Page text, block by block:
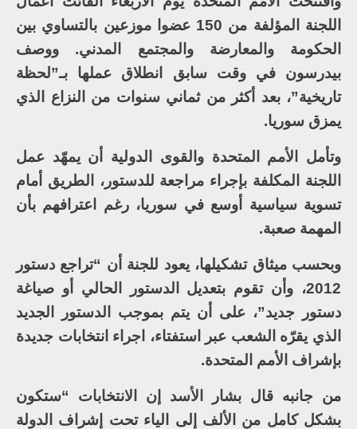
اللجنة المؤلفة من 150 عضوا موزعين بالتساوي بين
الحكومة والمعارضة والمجتمع المدني. ووصف
بيدرسون في وقت سابق انطلاق عملها بـ”لحظة
تاريخية”، بعد أكثر من ثماني سنوات من النزاع الذي
يمزق سوريا.
وتأمل الأمم المتحدة والقوى الدولية أن يمهّد عمل
اللجنة المكلفة بإجراء مراجعة للدستور، الطريق أمام
تسوية سياسية أوسع في سوريا، رغم اعترافهم بأن
المهمة صعبة.
وبحسب ميثاق تشكيلها، يعود للجنة أن “تراجع دستور
2012، وأن تقوم بتعديل الدستور الحالي أو صياغة
دستور جديد”، على أن يتم بموجب الدستور الجديد
الذي يقرّه الشعب عبر استفتاء، اجراء انتخابات جديدة
بإشراف الأمم المتحدة.
من جانبه قال بشار الأسد إن الانتخابات “ستكون
بشكل كامل من الألف إلى الياء تحت إشراف الدولة